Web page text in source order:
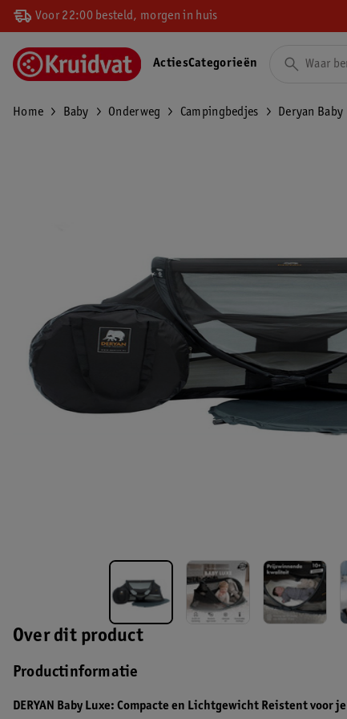
Voor 22:00 besteld, morgen in huis
ActiesCategorieën
Home Baby Onderweg Campingbedjes Deryan
Over dit product
Productinformatie
DERYAN Baby Luxe: Compacte en Lichtgewicht Reistent voor